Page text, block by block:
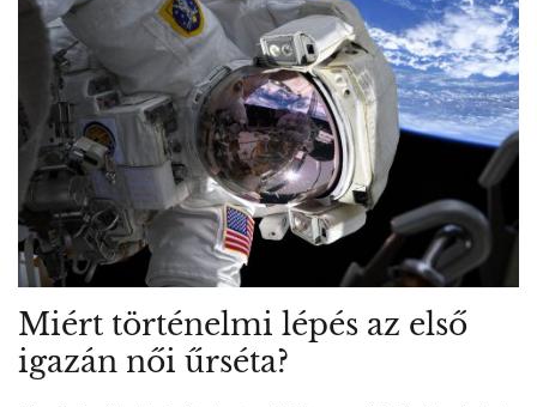
Miért történelmi lépés az első
igazán női űrséta?